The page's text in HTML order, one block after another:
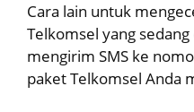
Cara lain untuk
Telkomsel yang
mengirim SMS ke
paket Telkomsel Anda